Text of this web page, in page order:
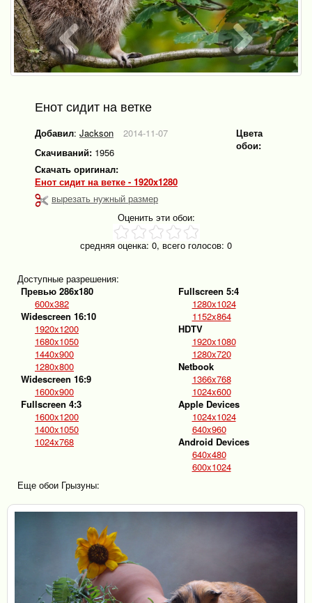
Енот сидит на ветке
Добавил: Jackson
2014-11-07
Скачиваний: 1956
Скачать оригинал:
Енот сидит на ветке - 1920x1280
вырезать нужный размер
Цвета
обои:
Оценить эти обои:
средняя оценка: 0, всего голосов: 0
Доступные разрешения:
Превью 286x180
600x382
Widescreen 16:10
1920x1200
1680x1050
1440x900
1280x800
Widescreen 16:9
1600x900
Fullscreen 4:3
1600x1200
1400x1050
1024x768
Fullscreen 5:4
1280x1024
1152x864
HDTV
1920x1080
1280x720
Netbook
1366x768
1024x600
Apple Devices
1024x1024
640x960
Android Devices
640x480
600x1024
Еще обои Грызуны: